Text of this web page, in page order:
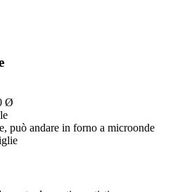
Ø
può andare in forno a microonde